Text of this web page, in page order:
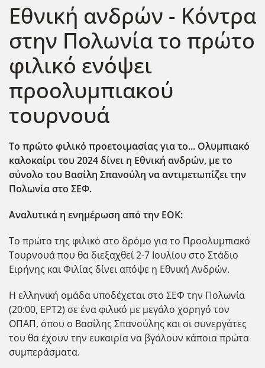
Εθνική ανδρών - Κόντρα
στην Πολωνία το πρώτο
φιλικό ενόψει
προολυμπιακού
τουρνουά
Το πρώτο φιλικό προετοιμασίας για το... Ολυμπιακό
καλοκαίρι του 2024 δίνει η Εθνική ανδρών, με το
σύνολο του Βασίλη Σπανούλη να αντιμετωπίζει την
Πολωνία στο ΣΕΦ.
Αναλυτικά η ενημέρωση από την ΕΟΚ:
Το πρώτο της φιλικό στο δρόμο για το Προολυμπιακό
Τουρνουά που θα διεξαχθεί 2-7 Ιουλίου στο Στάδιο
Ειρήνης και Φιλίας δίνει απόψε η Εθνική Ανδρών.
Η ελληνική ομάδα υποδέχεται στο ΣΕΦ την Πολωνία
(20:00, ΕΡΤ2) σε ένα φιλικό με μεγάλο χορηγό τον
ΟΠΑΠ, όπου ο Βασίλης Σπανούλης και οι συνεργάτες
του θα έχουν την ευκαιρία να βγάλουν κάποια πρώτα
συμπεράσματα.